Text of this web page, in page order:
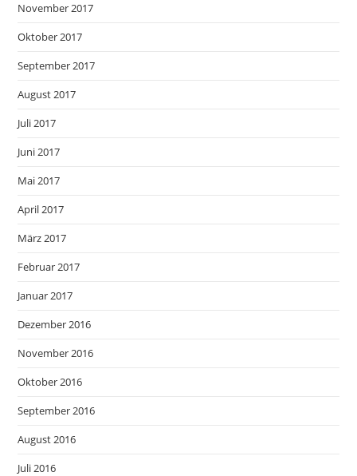
November 2017
Oktober 2017
September 2017
August 2017
Juli 2017
Juni 2017
Mai 2017
April 2017
März 2017
Februar 2017
Januar 2017
Dezember 2016
November 2016
Oktober 2016
September 2016
August 2016
Juli 2016